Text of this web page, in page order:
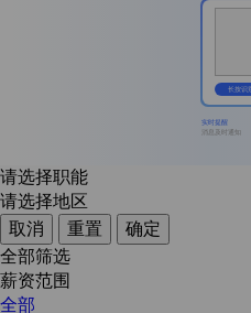
长按识
实时提醒
消息及时通知
请选择职能
请选择地区
取消
重置
确定
全部筛选
薪资范围
全部